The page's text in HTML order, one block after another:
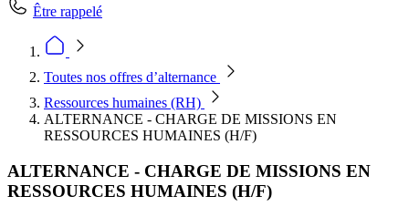
Être rappelé
Toutes nos offres d’alternance
Ressources humaines (RH)
ALTERNANCE - CHARGE DE MISSIONS EN
RESSOURCES HUMAINES (H/F)
ALTERNANCE - CHARGE DE MISSIONS EN
RESSOURCES HUMAINES (H/F)